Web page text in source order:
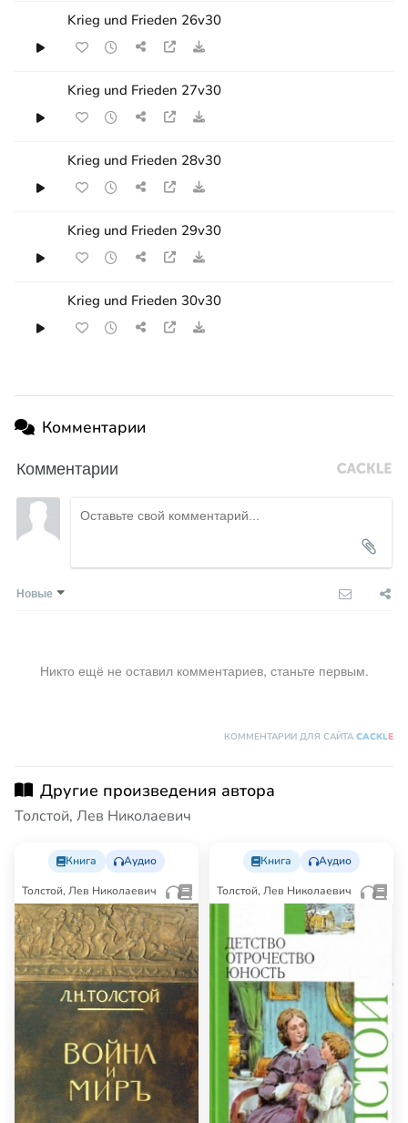
Krieg und Frieden 26v30
Krieg und Frieden 27v30
Krieg und Frieden 28v30
Krieg und Frieden 29v30
Krieg und Frieden 30v30
Комментарии
Комментарии
Новые
Никто ещё не оставил комментариев, станьте первым.
КОММЕНТАРИИ ДЛЯ САЙТА CACKLE
Другие произведения автора
Толстой, Лев Николаевич
Книга Аудио
Толстой, Лев Николаевич
Книга Аудио
Толстой, Лев Николаевич